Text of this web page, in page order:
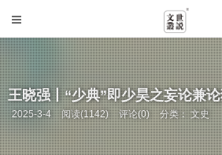
王晓强丨“少典”即少昊之妄论兼
2025-3-4 阅读(1142) 评论(0) 分类：文史